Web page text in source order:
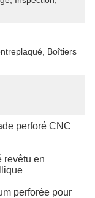
Boîtiers
perforé CNC
revêtu en
perforée pour